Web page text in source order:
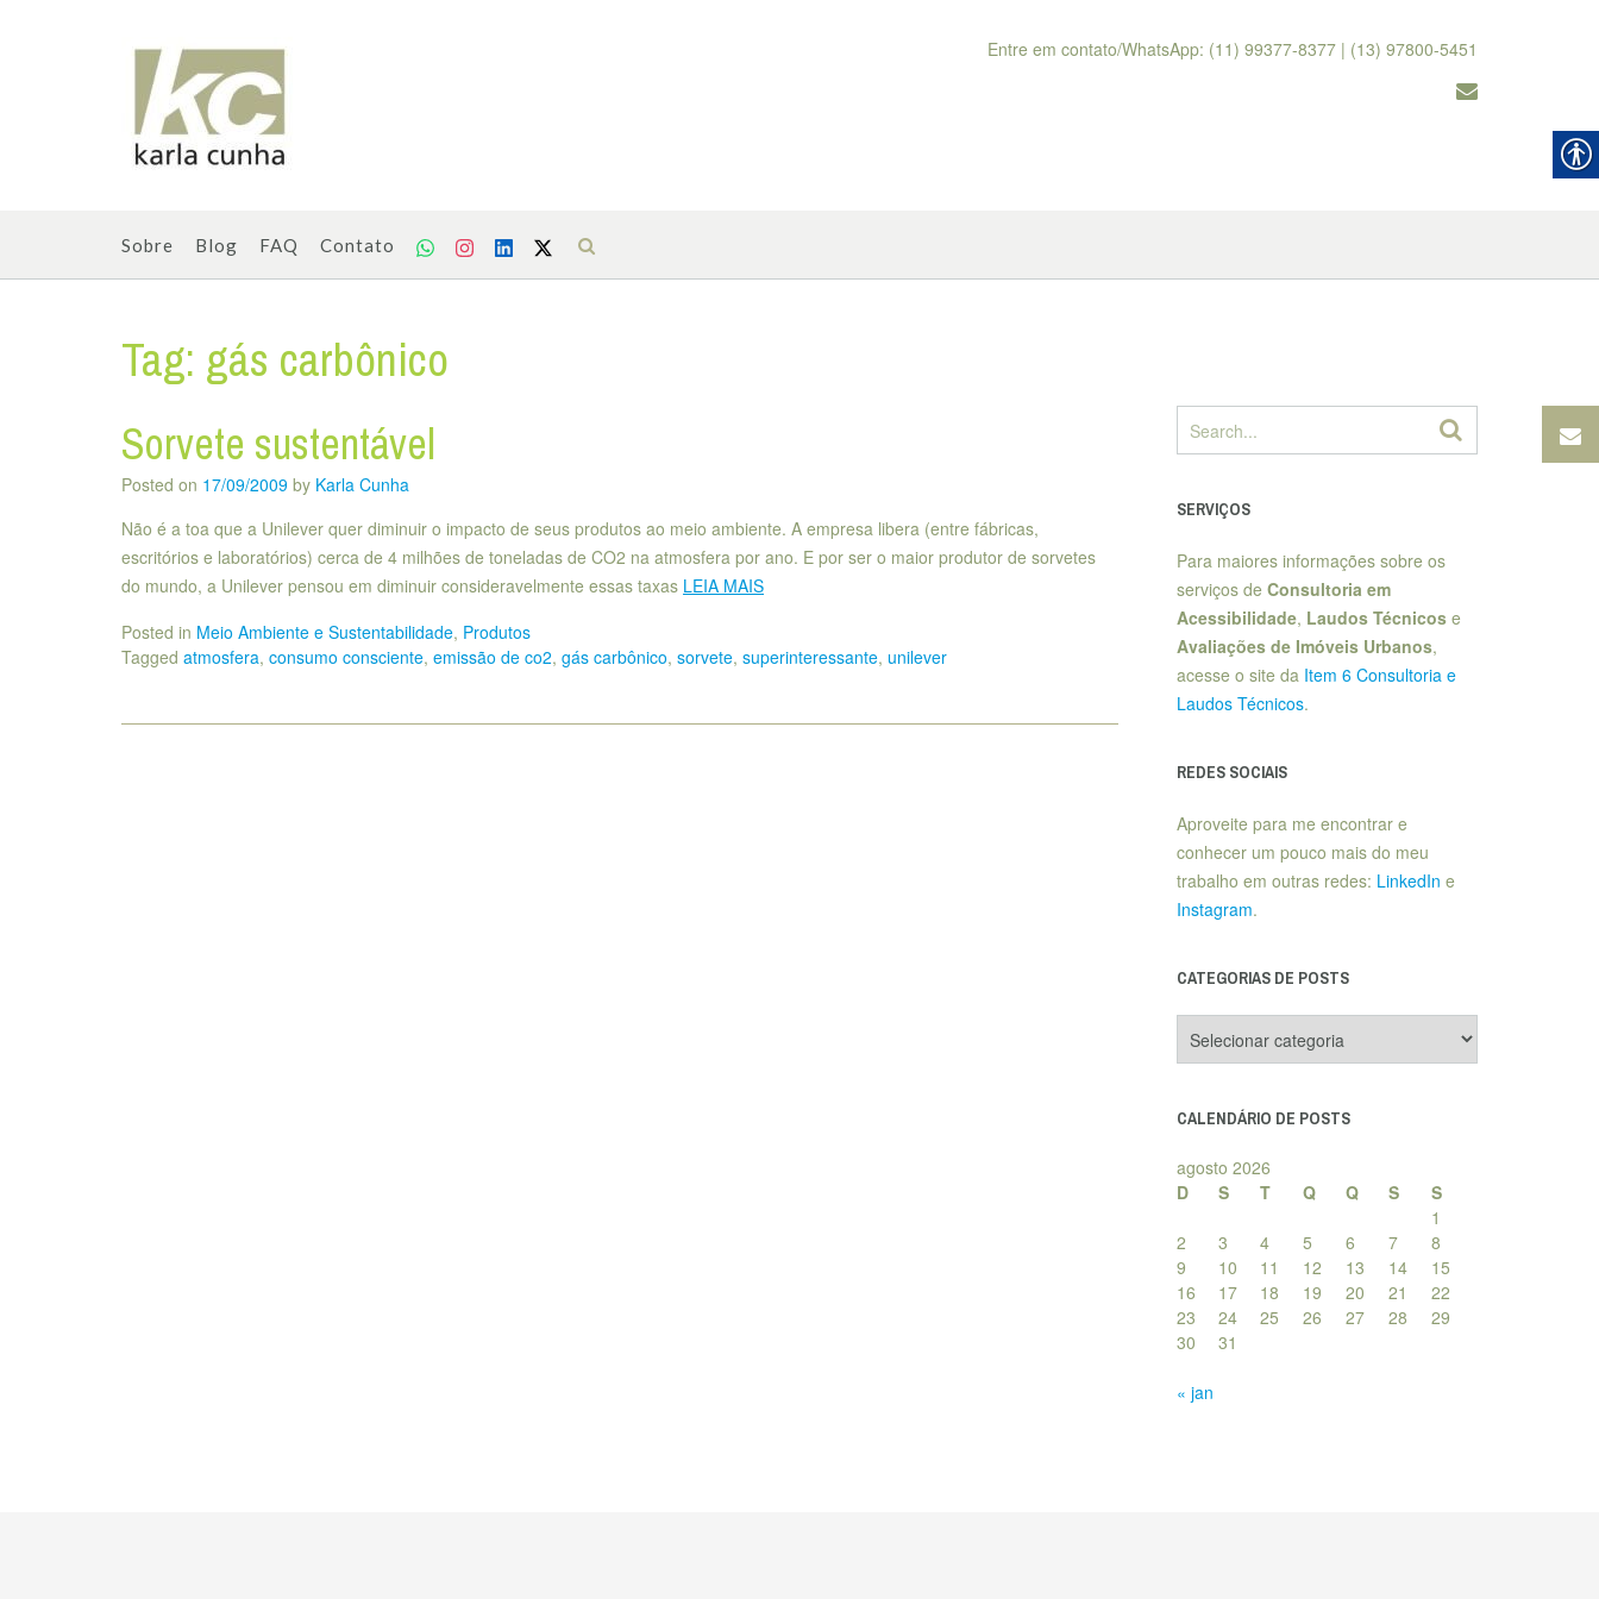
Entre em contato/WhatsApp: (11) 99377-8377 | (13) 97800-5451
Sobre Blog FAQ Contato
Tag: gás carbônico
Sorvete sustentável
Posted on 17/09/2009 by Karla Cunha
Não é a toa que a Unilever quer diminuir o impacto de seus produtos ao meio ambiente. A empresa libera (entre fábricas,
escritórios e laboratórios) cerca de 4 milhões de toneladas de CO2 na atmosfera por ano. E por ser o maior produtor de sorvetes
do mundo, a Unilever pensou em diminuir consideravelmente essas taxas LEIA MAIS
Posted in Meio Ambiente e Sustentabilidade, Produtos
Tagged atmosfera, consumo consciente, emissão de co2, gás carbônico, sorvete, superinteressante, unilever
SERVIÇOS
Para maiores informações sobre os
serviços de Consultoria em
Acessibilidade, Laudos Técnicose
Avaliações de Imóveis Urbanos,
acesse o site da Item 6 Consultoria e
Laudos Técnicos.
REDES SOCIAIS
Aproveite para me encontrar e
conhecer um pouco mais do meu
trabalho em outras redes: LinkedIn e
Instagram.
CATEGORIAS DE POSTS
de
CALENDÁRIO DE POSTS
agosto 2026
D
S T Q Q S
S
1
2
3 4 5 6 7
8
9
10 11 12 13 14
15
16
17 18 19 20 21
22
23
24 25 26 27 28
29
30
31
« jan